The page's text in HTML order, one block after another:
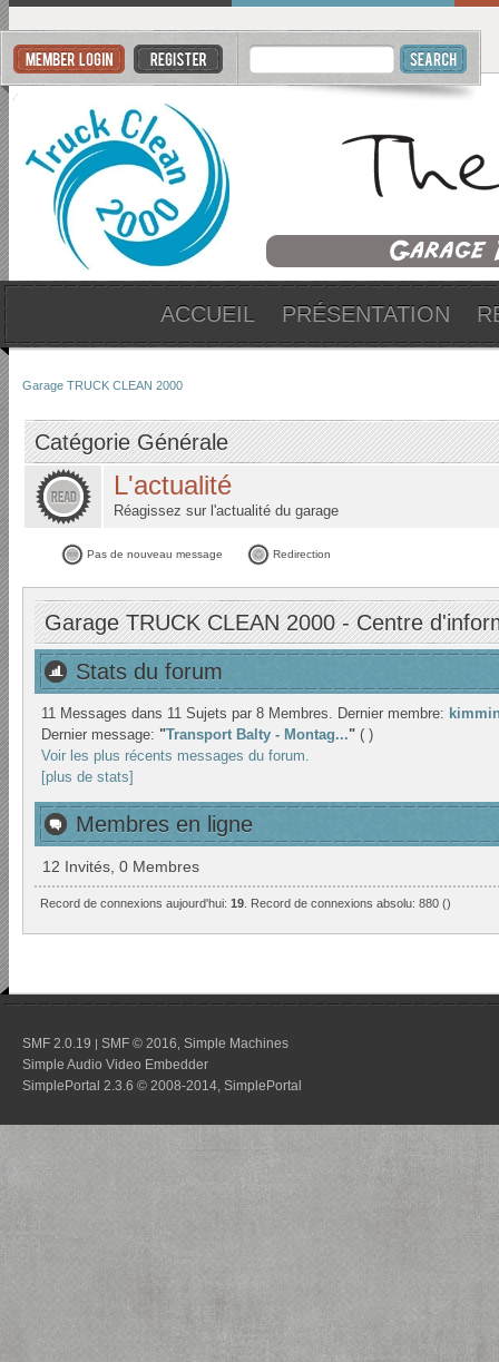
ACCUEIL PRÉSENTATION
Garage TRUCK CLEAN 2000
Catégorie Générale
L'actualité
Réagissez sur l'actualité du garage
Pas de nouveau message Redirection
Garage TRUCK CLEAN 2000 - Centre
Stats du forum
11 Messages dans 11 Sujets par 8 Membres. Dernier membre:
Dernier message: "Transport Balty - Montag..." ( )
Voir les plus récents messages du forum.
[plus de stats]
Membres en ligne
12 Invités, 0 Membres
Record de connexions aujourd'hui:19. Record de connexions absolu: 880 ()
SMF 2.0.19 | SMF © 2016 Simple Machines
Simple Audio Video Embedder
SimplePortal 2.3.6 © 2008-2014, SimplePortal